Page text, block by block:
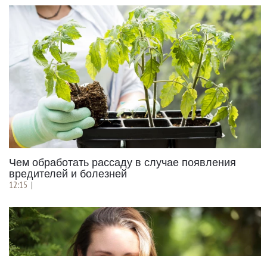
Чем обработать рассаду в случае появления
вредителей и болезней
12:15 |